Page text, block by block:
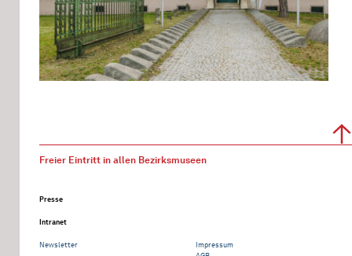
Freier Eintritt in allen Bezirksmuseen
Presse
Intranet
Newsletter
Impressum